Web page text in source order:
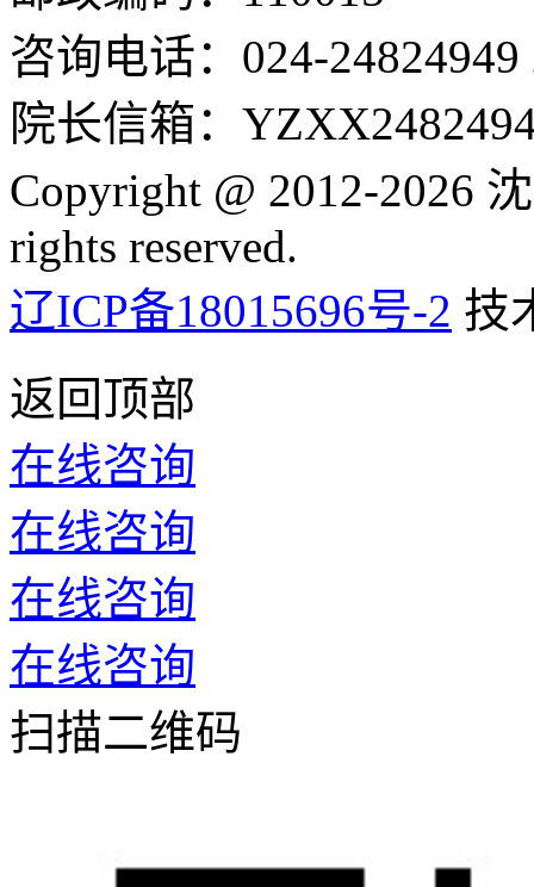
咨询电话：024-24824949
院长信箱：
Copyright @ 2012-2026
rights reserved.
辽ICP备18015696号-2 技
返回顶部
在线咨询
在线咨询
在线咨询
在线咨询
扫描二维码